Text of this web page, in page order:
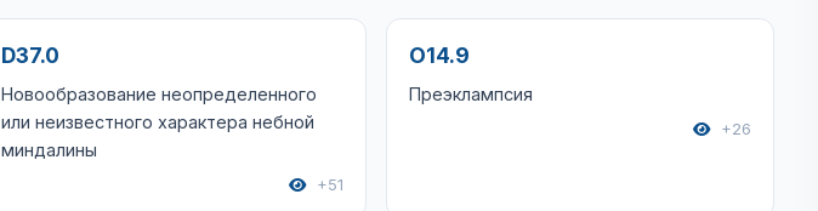
D37.0
Новообразование неопределенного
или неизвестного характера небной
миндалины
+51
O14.9
Преэклампсия
+26